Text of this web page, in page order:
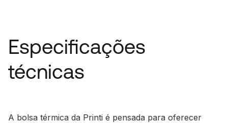
Especificações
técnicas
A bolsa térmica da Printi é pensada para oferecer